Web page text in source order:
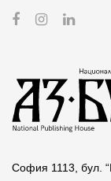
София 1113, бул.